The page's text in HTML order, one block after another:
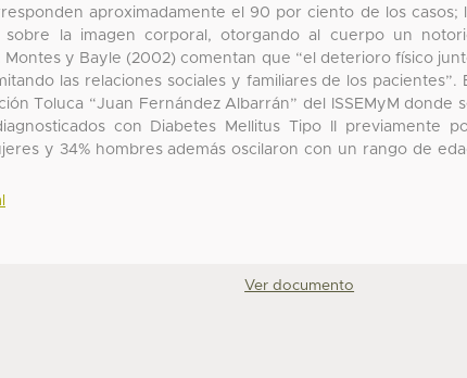
aproximadamente el 90 por ciento de los casos;
la imagen corporal, otorgando al cuerpo un
y Bayle (2002) comentan que “el deterioro físico
las relaciones sociales y familiares de los pacientes”.
Toluca “Juan Fernández Albarrán” del ISSEMyM donde
con Diabetes Mellitus Tipo II previamente
y 34% hombres además oscilaron con un rango de
Ver documento